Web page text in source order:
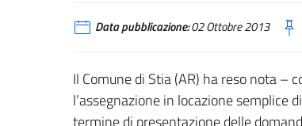
Data pubblicazione:02 Ottobre 2013
Il Comune di Stia (AR) ha reso nota –
l’assegnazione in locazione semplice
termine di presentazione delle